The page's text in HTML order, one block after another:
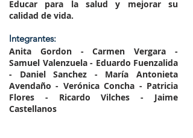
Educar para la salud y mejorar su
calidad de vida.
Integrantes:
Anita Gordon - Carmen Vergara -
Samuel Valenzuela - Eduardo Fuenzalida
- Daniel Sanchez - María Antonieta
Avendaño - Verónica Concha - Patricia
Flores - Ricardo Vilches - Jaime
Castellanos